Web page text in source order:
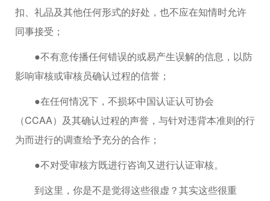
扣、礼品及其他任何形式的好处，也不应在知情时允许
同事接受；
●不有意传播任何错误的或易产生误解的信息，以防
影响审核或审核员确认过程的信誉；
●在任何情况下，不损坏中国认证认可协会
（CCAA）及其确认过程的声誉，与针对违背本准则的行
为而进行的调查给予充分的合作；
●不对受审核方既进行咨询又进行认证审核。
到这里，你是不是觉得这些很虚？其实这些很重